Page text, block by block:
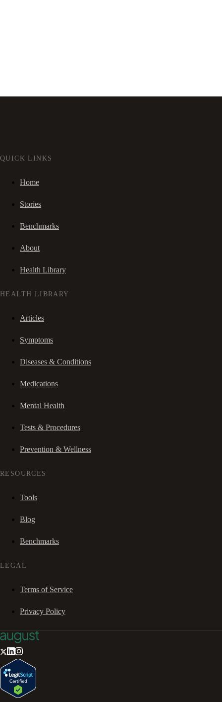
QUICK LINKS
Home
Stories
Benchmarks
About
Health Library
HEALTH LIBRARY
Articles
Symptoms
Diseases & Conditions
Medications
Mental Health
Tests & Procedures
Prevention & Wellness
RESOURCES
Tools
Blog
Benchmarks
LEGAL
Terms of Service
Privacy Policy